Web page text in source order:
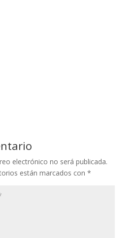
electrónico no será publicada.
están marcados con *